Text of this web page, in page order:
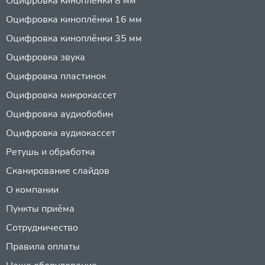
Оцифровка киноплёнки 16 мм
Оцифровка киноплёнки 35 мм
Оцифровка звука
Оцифровка пластинок
Оцифровка микрокассет
Оцифровка аудиобобин
Оцифровка аудиокассет
Ретушь и обработка
Сканирование слайдов
О компании
Пункты приёма
Сотрудничество
Правила оплаты